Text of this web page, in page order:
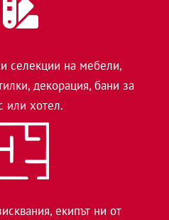
селекции на мебели,
декорация, бани за
или хотел.
екипът ни от